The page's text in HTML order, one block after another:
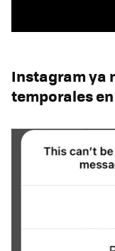
Instagram ya
temporales